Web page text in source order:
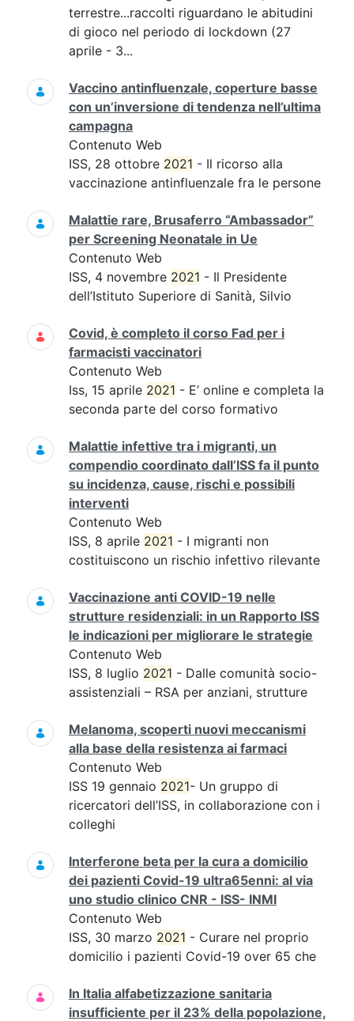
terrestre...raccolti riguardano le abitudini
di gioco nel periodo di lockdown (27
aprile - 3...
Vaccino antinfluenzale, coperture basse
con un’inversione di tendenza nell’ultima
campagna
Contenuto Web
ISS, 28 ottobre 2021 - Il ricorso alla
vaccinazione antinfluenzale fra le persone
Malattie rare, Brusaferro “Ambassador”
per Screening Neonatale in Ue
Contenuto Web
ISS, 4 novembre 2021 - Il Presidente
dell’Istituto Superiore di Sanità, Silvio
Covid, è completo il corso Fad per i
farmacisti vaccinatori
Contenuto Web
Iss, 15 aprile 2021 - E’ online e completa la
seconda parte del corso formativo
Malattie infettive tra i migranti, un
compendio coordinato dall’ISS fa il punto
su incidenza, cause, rischi e possibili
interventi
Contenuto Web
ISS, 8 aprile 2021 - I migranti non
costituiscono un rischio infettivo rilevante
Vaccinazione anti COVID-19 nelle
strutture residenziali: in un Rapporto ISS
le indicazioni per migliorare le strategie
Contenuto Web
ISS, 8 luglio 2021 - Dalle comunità socio-
assistenziali – RSA per anziani, strutture
Melanoma, scoperti nuovi meccanismi
alla base della resistenza ai farmaci
Contenuto Web
ISS 19 gennaio 2021- Un gruppo di
ricercatori dell’ISS, in collaborazione con i
colleghi
Interferone beta per la cura a domicilio
dei pazienti Covid-19 ultra65enni: al via
uno studio clinico CNR - ISS- INMI
Contenuto Web
ISS, 30 marzo 2021 - Curare nel proprio
domicilio i pazienti Covid-19 over 65 che
In Italia alfabetizzazione sanitaria
insufficiente per il 23% della popolazione,